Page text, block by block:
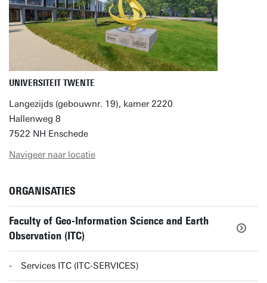
UNIVERSITEIT TWENTE
Langezijds (gebouwnr. 19), kamer 2220
Hallenweg 8
7522 NH Enschede
Navigeer naar locatie
ORGANISATIES
Faculty of Geo-Information Science and Earth
Observation (ITC)
Services ITC (ITC-SERVICES)